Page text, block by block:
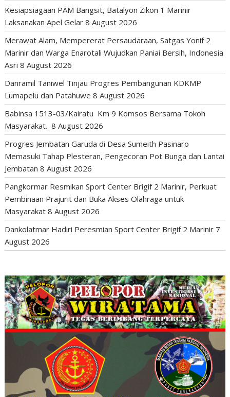
Kesiapsiagaan PAM Bangsit, Batalyon Zikon 1 Marinir
Laksanakan Apel Gelar 8 August 2026
Merawat Alam, Mempererat Persaudaraan, Satgas Yonif 2
Marinir dan Warga Enarotali Wujudkan Paniai Bersih, Indonesia
Asri 8 August 2026
Danramil Taniwel Tinjau Progres Pembangunan KDKMP
Lumapelu dan Patahuwe 8 August 2026
Babinsa 1513-03/Kairatu Km 9 Komsos Bersama Tokoh
Masyarakat. 8 August 2026
Progres Jembatan Garuda di Desa Sumeith Pasinaro
Memasuki Tahap Plesteran, Pengecoran Pot Bunga dan Lantai
Jembatan 8 August 2026
Pangkormar Resmikan Sport Center Brigif 2 Marinir, Perkuat
Pembinaan Prajurit dan Buka Akses Olahraga untuk
Masyarakat 8 August 2026
Dankolatmar Hadiri Peresmian Sport Center Brigif 2 Marinir 7
August 2026